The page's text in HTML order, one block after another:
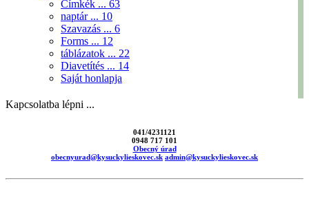
Címkék ... 63
naptár ... 10
Szavazás ... 6
Forms ... 12
táblázatok ... 22
Diavetítés ... 14
Saját honlapja
Kapcsolatba lépni ...
041/4231121
0948 717 101
Obecný úrad
obecnyurad@kysuckylieskovec.sk admin@kysuckylieskovec.sk